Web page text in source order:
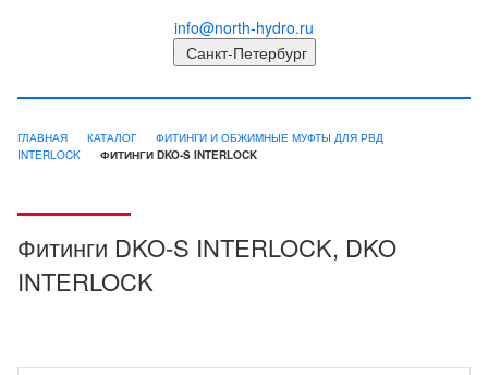
info@north-hydro.ru
Санкт-Петербург
ГЛАВНАЯ КАТАЛОГ
ФИТИНГИ И ОБЖИМНЫЕ МУФТЫ ДЛЯ РВД
INTERLOCK
ФИТИНГИ DKO-S INTERLOCK
Фитинги DKO-S INTERLOCK, DKO
INTERLOCK